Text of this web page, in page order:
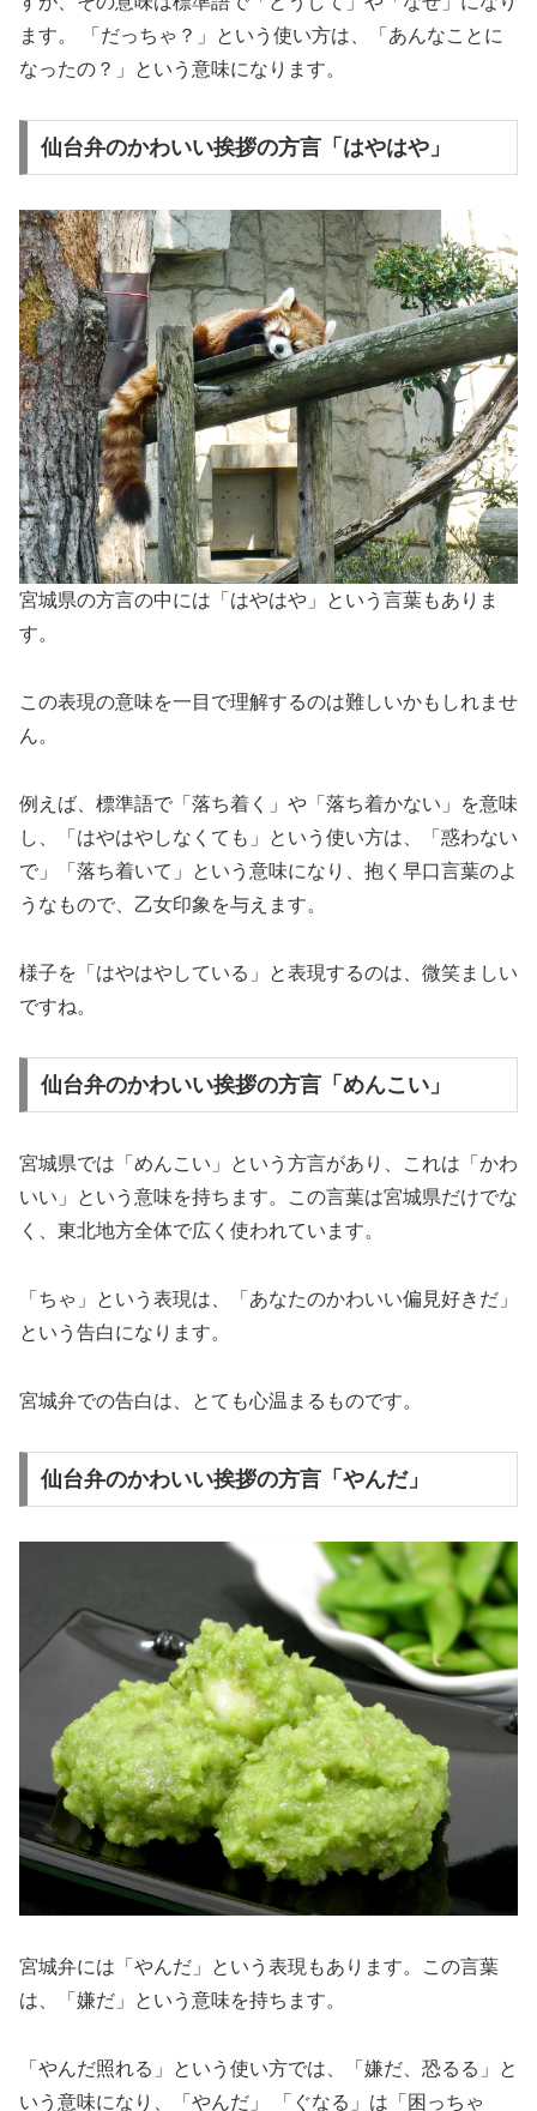
ます。 「だっちゃ？」という使い方は、「あんなことに
なったの？」という意味になります。
仙台弁のかわいい挨拶の方言「はやはや」
宮城県の方言の中には「はやはや」という言葉もありま
す。
この表現の意味を一目で理解するのは難しいかもしれませ
ん。
例えば、標準語で「落ち着く」や「落ち着かない」を意味
し、「はやはやしなくても」という使い方は、「惑わない
で」「落ち着いて」という意味になり、抱く早口言葉のよ
うなもので、乙女印象を与えます。
様子を「はやはやしている」と表現するのは、微笑ましい
ですね。
仙台弁のかわいい挨拶の方言「めんこい」
宮城県では「めんこい」という方言があり、これは「かわ
いい」という意味を持ちます。この言葉は宮城県だけでな
く、東北地方全体で広く使われています。
「ちゃ」という表現は、「あなたのかわいい偏見好きだ」
という告白になります。
宮城弁での告白は、とても心温まるものです。
仙台弁のかわいい挨拶の方言「やんだ」
宮城弁には「やんだ」という表現もあります。この言葉
は、「嫌だ」という意味を持ちます。
「やんだ照れる」という使い方では、「嫌だ、恐るる」と
いう意味になり、「やんだ」 「ぐなる」は「困っちゃ